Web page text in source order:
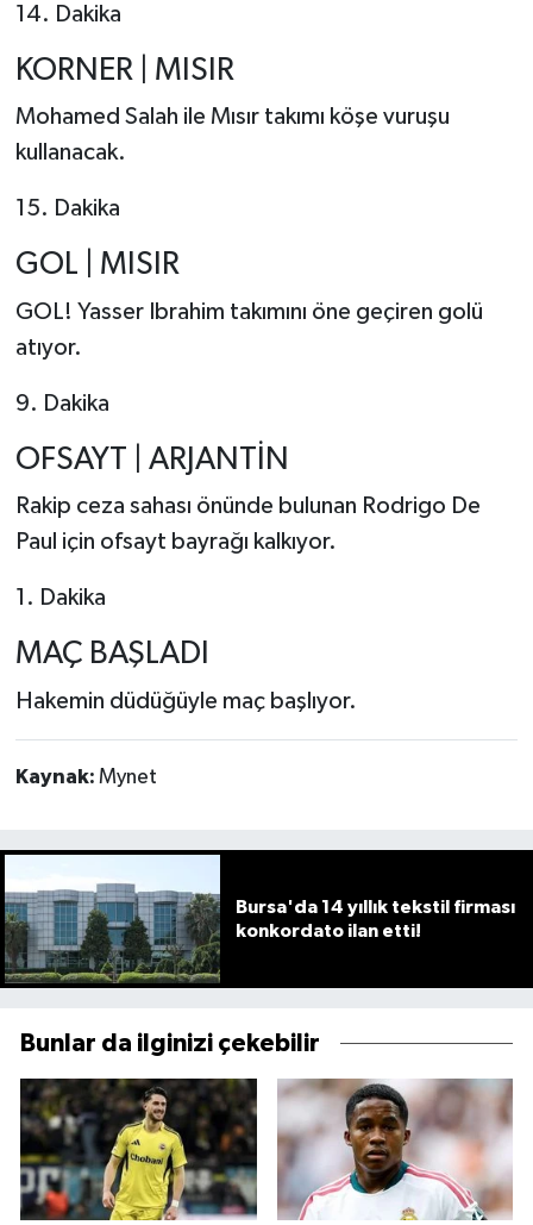
14. Dakika
KORNER | MISIR
Mohamed Salah ile Mısır takımı köşe vuruşu
kullanacak.
15. Dakika
GOL | MISIR
GOL! Yasser Ibrahim takımını öne geçiren golü
atıyor.
9. Dakika
OFSAYT | ARJANTİN
Rakip ceza sahası önünde bulunan Rodrigo De
Paul için ofsayt bayrağı kalkıyor.
1. Dakika
MAÇ BAŞLADI
Hakemin düdüğüyle maç başlıyor.
Kaynak: Mynet
Bursa'da 14 yıllık tekstil firması
konkordato ilan etti!
Bunlar da ilginizi çekebilir